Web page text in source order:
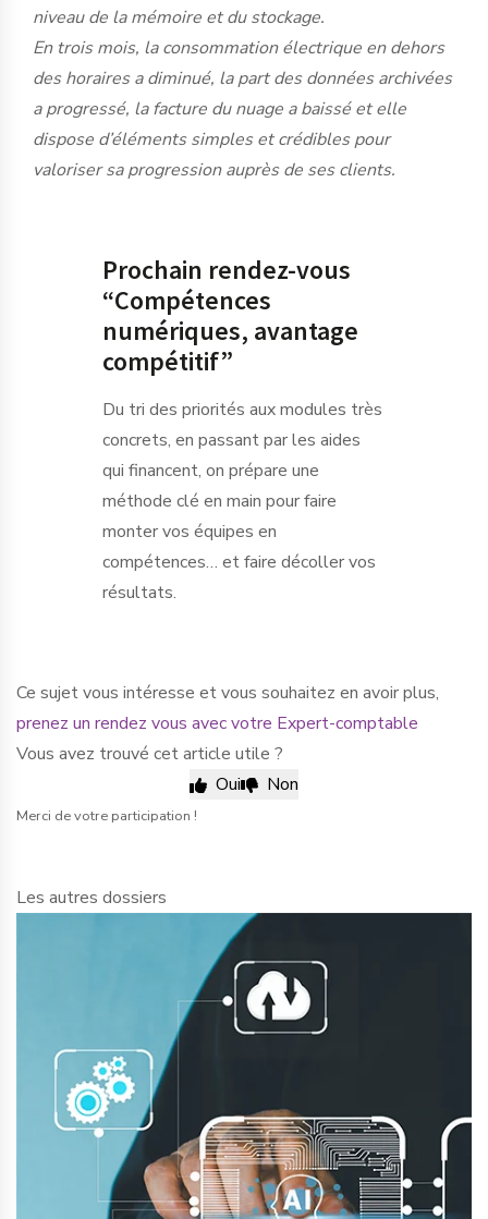
niveau de la mémoire et du stockage.
En trois mois, la consommation électrique en dehors
des horaires a diminué, la part des données archivées
a progressé, la facture du nuage a baissé et elle
dispose d’éléments simples et crédibles pour
valoriser sa progression auprès de ses clients.
Prochain rendez-vous
“Compétences
numériques, avantage
compétitif”
Du tri des priorités aux modules très
concrets, en passant par les aides
qui financent, on prépare une
méthode clé en main pour faire
monter vos équipes en
compétences… et faire décoller vos
résultats.
Ce sujet vous intéresse et vous souhaitez en avoir plus,
prenez un rendez vous avec votre Expert-comptable
Vous avez trouvé cet article utile ?
Oui
Non
Merci de votre participation !
Les autres dossiers